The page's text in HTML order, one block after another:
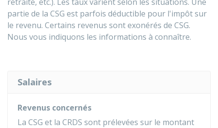
partie de la CSG est parfois déductible pour l'impôt sur
le revenu. Certains revenus sont exonérés de CSG.
Nous vous indiquons les informations à connaître.
Salaires
Revenus concernés
La CSG et la CRDS sont prélevées sur le montant